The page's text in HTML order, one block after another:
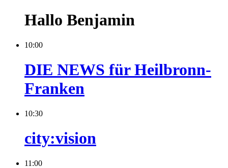
Hallo Benjamin
10:00
DIE NEWS für Heilbronn-
Franken
10:30
city:vision
11:00